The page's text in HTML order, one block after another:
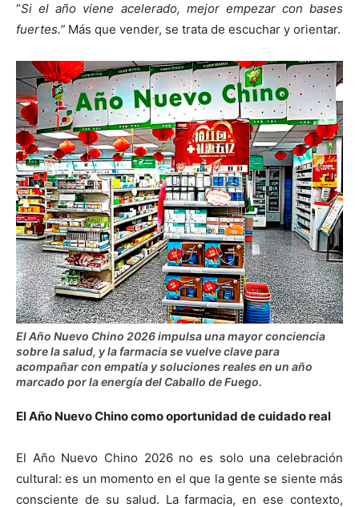
“Si el año viene acelerado, mejor empezar con bases
fuertes.” Más que vender, se trata de escuchar y orientar.
El Año Nuevo Chino 2026 impulsa una mayor conciencia
sobre la salud, y la farmacia se vuelve clave para
acompañar con empatía y soluciones reales en un año
marcado por la energía del Caballo de Fuego.
El Año Nuevo Chino como oportunidad de cuidado real
El Año Nuevo Chino 2026 no es solo una celebración
cultural: es un momento en el que la gente se siente más
consciente de su salud. La farmacia, en ese contexto,